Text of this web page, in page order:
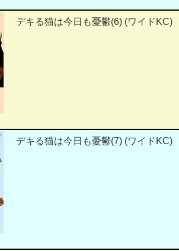
デキる猫は今日も憂鬱(6) (ワイドKC)
デキる猫は今日も憂鬱(7) (ワイドKC)